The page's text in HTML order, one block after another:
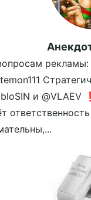
рекламы:
и @VLAEV